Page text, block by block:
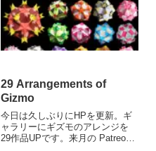
29 Arrangements of
Gizmo
今日は久しぶりにHPを更新。ギ
ャラリーにギズモのアレンジを
29作品UPです。来月の Patreon